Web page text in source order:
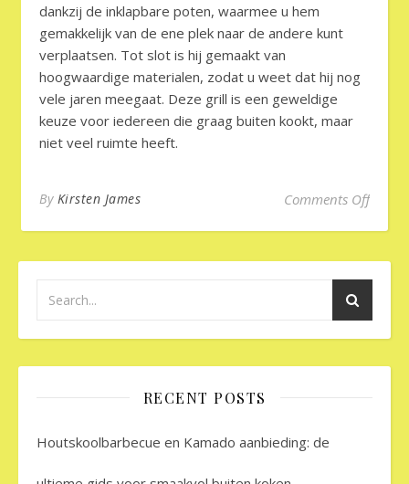
dankzij de inklapbare poten, waarmee u hem
gemakkelijk van de ene plek naar de andere kunt
verplaatsen. Tot slot is hij gemaakt van
hoogwaardige materialen, zodat u weet dat hij nog
vele jaren meegaat. Deze grill is een geweldige
keuze voor iedereen die graag buiten kookt, maar
niet veel ruimte heeft.
By Kirsten James Comments Offon
RECENT POSTS
Houtskoolbarbecue en Kamado aanbieding: de